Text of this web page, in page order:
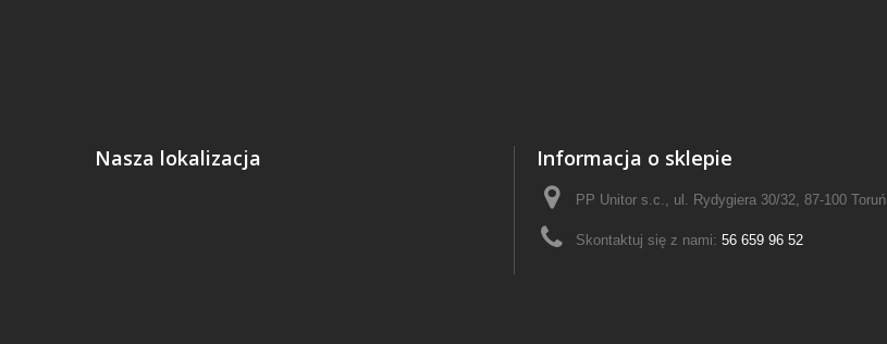
Nasza lokalizacja Informacja o sklepie
PP Unitor s.c., ul. Rydygiera 30/32, 87-100 Toruń
Skontaktuj się z nami: 56 659 96 52